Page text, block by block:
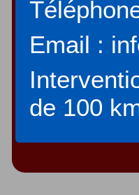
Email :
de 100